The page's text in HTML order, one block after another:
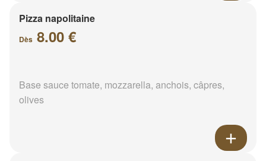
Pizza napolitaine
Dès 8.00 €
Base sauce tomate, mozzarella, anchois, câpres,
olives